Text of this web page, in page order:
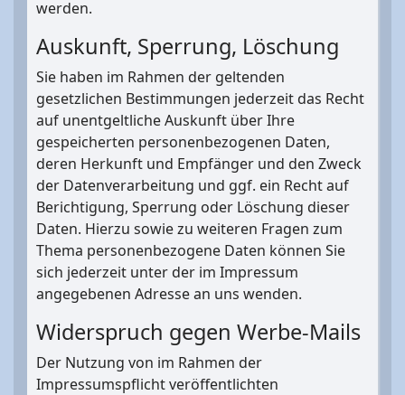
werden.
Auskunft, Sperrung, Löschung
Sie haben im Rahmen der geltenden
gesetzlichen Bestimmungen jederzeit das Recht
auf unentgeltliche Auskunft über Ihre
gespeicherten personenbezogenen Daten,
deren Herkunft und Empfänger und den Zweck
der Datenverarbeitung und ggf. ein Recht auf
Berichtigung, Sperrung oder Löschung dieser
Daten. Hierzu sowie zu weiteren Fragen zum
Thema personenbezogene Daten können Sie
sich jederzeit unter der im Impressum
angegebenen Adresse an uns wenden.
Widerspruch gegen Werbe-Mails
Der Nutzung von im Rahmen der
Impressumspflicht veröffentlichten